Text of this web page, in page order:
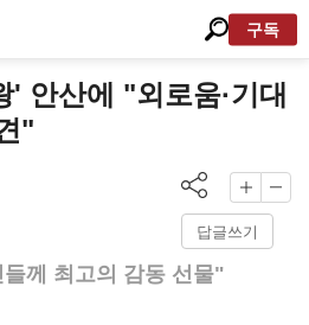
구독
안산에 "외로움·기대
"
답글쓰기
께 최고의 감동 선물"